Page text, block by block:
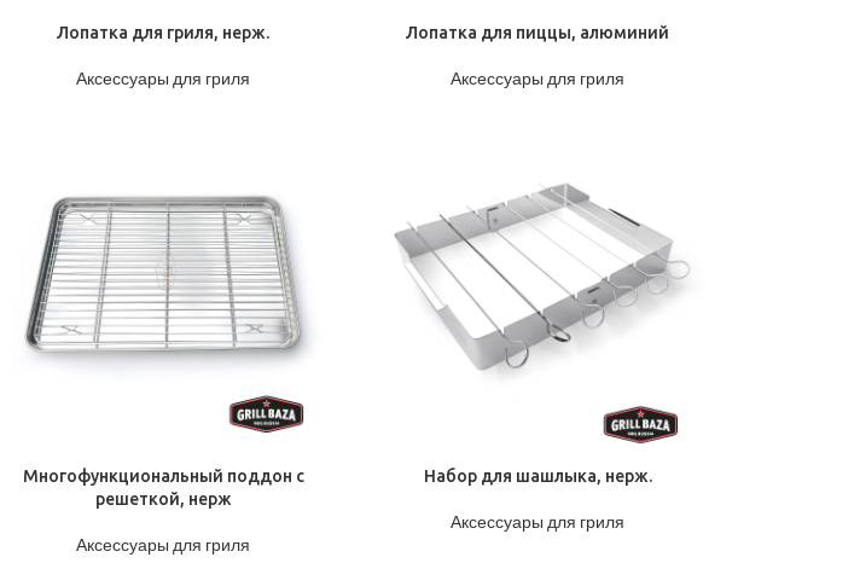
ПОДРОБНЕЕЛопатка для гриля, нерж.
Аксессуары для гриля
ПОДРОБНЕЕ
Лопатка для пиццы, алюминий
Аксессуары для гриля
ПОДРОБНЕЕ
Многофункциональный поддон с
решеткой, нерж
Аксессуары для гриля
ПОДРОБНЕЕНабор для шашлыка, нерж.
Аксессуары для гриля